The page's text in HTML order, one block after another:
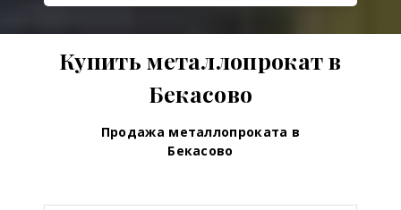
Купить металлопрокат в
Бекасово
Продажа металлопроката в
Бекасово